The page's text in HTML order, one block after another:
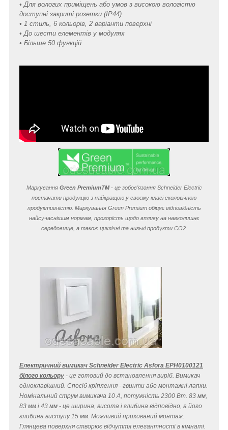
• Для вологих приміщень або умов з високою вологістю
доступні закриті розетки (IP44)
• 1 стиль, 6 кольорів, 2 варіанти поверхні
• До шести елементів у модулях
• Більше 50 функцій
Маркування Green PremiumTM- це зобов’язання Schneider Electric
постачати продукцію з найкращою у своєму класі екологічною
продуктивністю. Маркування Green Premium обіцяє відповідність
найсучаснішим нормам, прозорість щодо впливу на навколишнє
середовище, а також циклічні та низькі продукти CO2.
Електричний вимикач Schneider Electric Asfora EPH0100121
білого кольору - це готовий до встановлення виріб. Вимикач
одноклавішний. Спосіб кріплення - гвинти або монтажні лапки.
Номінальний струм вимикача 10 A, потужність 2300 Вт. 83 мм,
83 мм і 43 мм - це ширина, висота і глибина відповідно, а його
глибина виступу 15 мм. Можливий прихований монтаж.
Глянцева поверхня створює відчуття елегантності в кімнаті.